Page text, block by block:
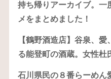
持ち帰りアーカイブ。一
メをまとめました！
【鶴野酒造店】谷泉、
る能登町の酒蔵。女性杜
石川県民の８番らーめん